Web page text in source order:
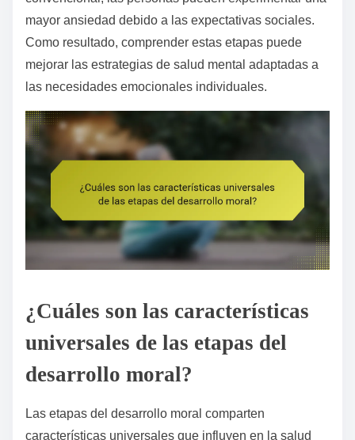
mayor ansiedad debido a las expectativas sociales.
Como resultado, comprender estas etapas puede
mejorar las estrategias de salud mental adaptadas a
las necesidades emocionales individuales.
¿Cuáles son las características
universales de las etapas del
desarrollo moral?
Las etapas del desarrollo moral comparten
características universales que influyen en la salud